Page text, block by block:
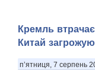
Кремль
Китай
п’ятниця, 7 серпень